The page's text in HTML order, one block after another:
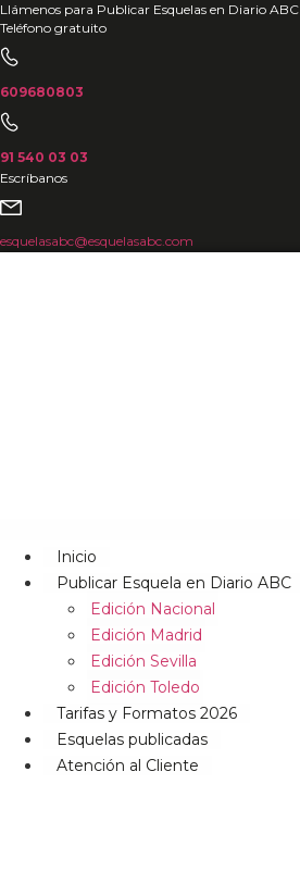
Ir
al
contenido
Llámenos para Publicar Esquelas en Diario ABC
Teléfono gratuito
609680803
91 540 03 03
Escríbanos
esquelasabc@esquelasabc.com
Inicio
Publicar Esquela en Diario ABC
Edición Nacional
Edición Madrid
Edición Sevilla
Edición Toledo
Tarifas y Formatos 2026
Esquelas publicadas
Atención al Cliente